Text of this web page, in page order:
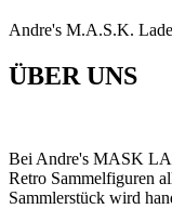
Andre's M.A.S.K.
ÜBER UNS
Bei Andre's MASK
Retro Sammelfiguren
Sammlerstück wird